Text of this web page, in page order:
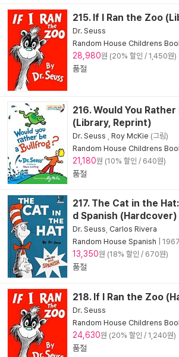
215. If I Ran the Zoo
Dr. Seuss
Random House Childrens
28,980원 (20% 할인 / 1,450원)
품절
216. Would You
(Library, Reprint)
Dr. Seuss Roy McKie (그림)
Random House Childrens
21,180원 (10% 할인 / 640원)
품절
217. The Cat in the
d Spanish (Hardcover)
Dr. Seuss Carlos Rivera
Random House Spanish
13,350원 (18% 할인 / 670원)
품절
218. If I Ran the Zoo
Dr. Seuss
Random House Childrens
24,630원 (20% 할인 / 1,240원)
품절